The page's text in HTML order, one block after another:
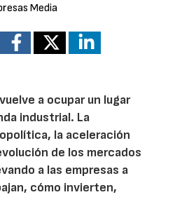
Media
a ocupar un lugar
industrial. La
la aceleración
de los mercados
a las empresas a
cómo invierten,